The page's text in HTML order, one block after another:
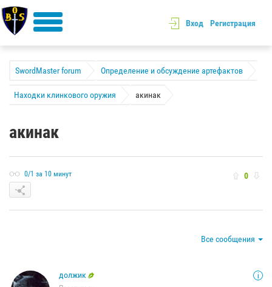
Вход Регистрация
SwordMaster forum Определение и обсуждение артефактов
Находки клинкового оружия акинак
акинак
0/1 за 10 минут 0
Все сообщения
должик